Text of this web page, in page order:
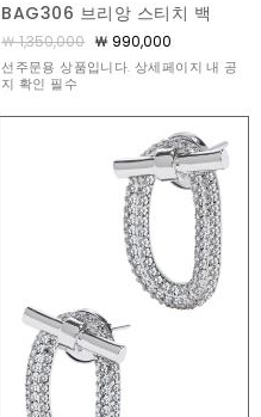
BAG306 브리앙 스티치 백
￦ 1,350,000 ￦ 990,000
선주문용 상품입니다. 상세페이지 내 공
지 확인 필수